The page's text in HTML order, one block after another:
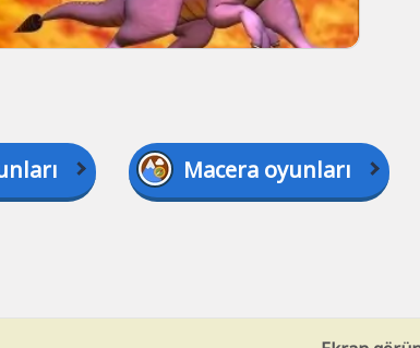
Macera oyunları